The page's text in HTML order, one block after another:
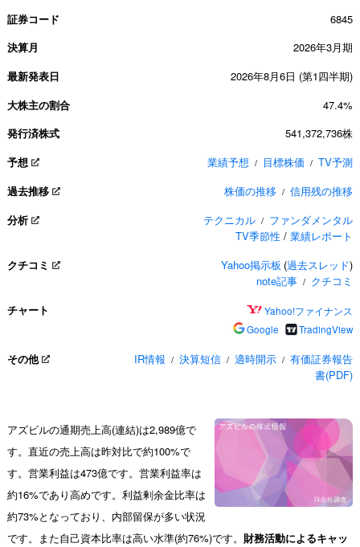
証券コード
6845
決算月
2026年3月期
最新発表日
2026年8月6日 (第1四半期)
大株主の割合
47.4%
発行済株式
541,372,736株
予想
業績予想 / 目標株価 / TV予測
過去推移
株価の推移 / 信用残の推移
分析
テクニカル / ファンダメンタル
TV季節性 / 業績レポート
クチコミ
Yahoo掲示板 (過去スレッド)
note記事 / クチコミ
チャート
Yahoo!ファイナンス
Google
TradingView
その他 IR情報 / 決算短信 / 適時開示 / 有価証券報告
書(PDF)
アズビルの通期売上高(連結)は2,989億で
す。直近の売上高は昨対比で約100%で
す。営業利益は473億です。営業利益率は
約16%であり高めです。利益剰余金比率は
約73%となっており、内部留保が多い状況
です。また自己資本比率は高い水準(約76%)です。 財務活動によるキャッ